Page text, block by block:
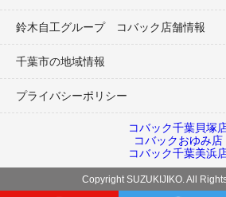
鈴木自工グループ コバック店舗情報
千葉市の地域情報
プライバシーポリシー
コバック千葉貝塚
コバックおゆみ店
コバック千葉美浜
Copyright SUZUKIJIKO. All